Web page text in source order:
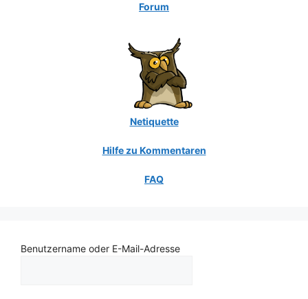
Forum
Netiquette
Hilfe zu Kommentaren
FAQ
Benutzername oder E-Mail-Adresse